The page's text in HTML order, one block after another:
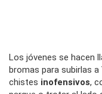
Los jóvenes se hacen
bromas para subirlas
chistes inofensivos,